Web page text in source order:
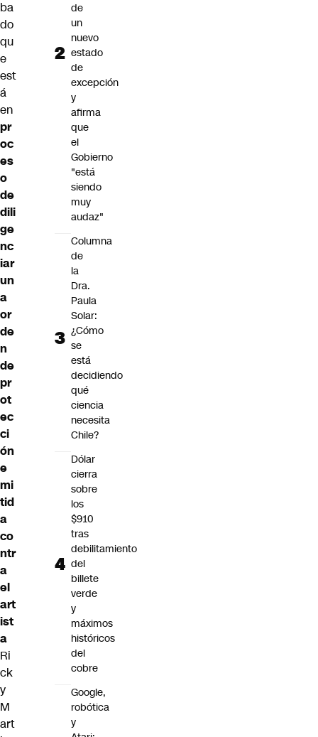
ba
do
qu
e
est
á
en
pr
oc
es
o
de
dili
ge
nc
iar
un
a
or
de
n
de
pr
ot
ec
ci
ón
e
mi
tid
a
co
ntr
a
el
art
ist
a
Ri
ck
y
M
art
de
un
nuevo
estado
de
excepción
y
afirma
que
el
Gobierno
"está
siendo
muy
audaz"
Columna
de
la
Dra.
Paula
Solar:
¿Cómo
se
está
decidiendo
qué
ciencia
necesita
Chile?
Dólar
cierra
sobre
los
$910
tras
debilitamiento
del
billete
verde
y
máximos
históricos
del
cobre
Google,
robótica
y